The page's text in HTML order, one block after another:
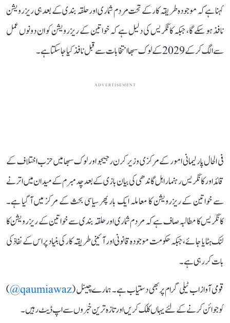
کہنا ہے کہ موجودہ طریقہ کار کے تحت مردم شماری اور حلقہ بندی کے بعد ہی ریزرویشن
نافذ ہو سکے گا، جبکہ کانگریس کی دلیل ہے کہ خواتین کے ریزرویشن کو ان دونوں عمل
سے الگ کر کے 2029 کے لوک سبھا انتخابات سے قبل نافذ کیا جا سکتا ہے۔
ADVERTISEMENT
فی الحال پارلیمانی امور کے مرکزی وزیر کرن رجیجو اور لوک سبھا میں حزب اختلاف کے
قائد اور کانگریس رہنما راہل گاندھی کی بیان بازی کے بعد چدمبرم کے میدان میں اترنے
سے خواتین کے ریزرویشن کا معاملہ ایک بار پھر سیاسی بحث کے مرکز میں آ گیا ہے۔
کانگریس کا مطالبہ صاف ہے کہ مردم شماری اور حلقہ بندی سے خواتین کے ریزرویشن کا
لنک ہٹایا جائے، جبکہ حکومت موجودہ قانونی اور آئینی طریقہ کار کی بنیاد پر اس کے نفاذ کی
بات کر رہی ہے۔
قومی آواز اب ٹیلی گرام پر بھی دستیاب ہے۔ ہمارے چینل (qaumiawaz@
)
کو جوائن کرنے کے لئے یہاں کلک کریں اور تازہ ترین خبروں سے اپ ڈیٹ رہیں۔